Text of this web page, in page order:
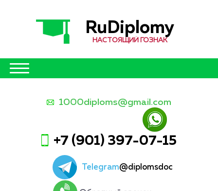
RuDiplomy
НАСТОЯЩИЙ ГОЗНАК
1000diploms@gmail.com
+7 (901) 397-07-15
Telegram@diplomsdoc